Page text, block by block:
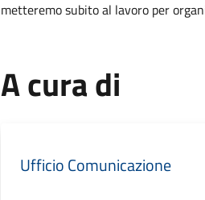
metteremo subito al lavoro per
A cura di
Ufficio Comunicazione